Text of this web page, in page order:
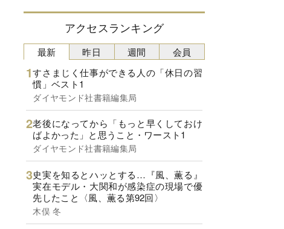
アクセスランキング
最新
すさまじく仕事ができる人の「休日の習
慣」ベスト1
ダイヤモンド社書籍編集局
老後になってから「もっと早くしておけ
ばよかった」と思うこと・ワースト1
ダイヤモンド社書籍編集局
史実を知るとハッとする…『風、薫る』
実在モデル・大関和が感染症の現場で優
先したこと〈風、薫る第92回〉
木俣 冬
昨日 週間 会員